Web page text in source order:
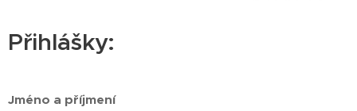
Přihlášky:
Jméno a příjmení